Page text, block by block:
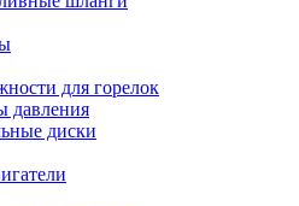
для горелок
давления
диски